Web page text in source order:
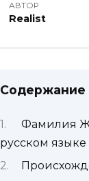
АВТОР
Realist
Содержание
Фамилия
русском языке